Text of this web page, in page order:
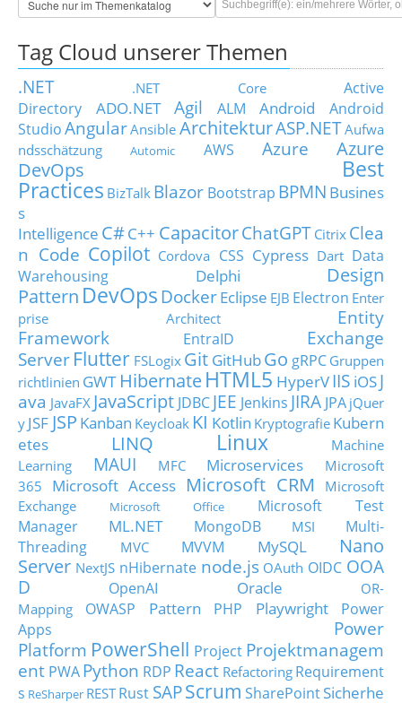
Tag Cloud unserer Themen
.NET .NET Core
Active
Directory
ADO.NET Agil ALM Android
Android
StudioAngularAnsible ArchitekturASP.NETAufwa
ndsschätzung
Automic AWS Azure
Azure
DevOps
Best
Practices BizTalk Blazor Bootstrap BPMN Busines
s
Intelligence C#C++ CapacitorChatGPT Citrix Clea
n Code Copilot Cordova CSS Cypress Dart Data
Warehousing
Delphi
Design
Pattern DevOps DockerEclipse EJB Electron Enter
prise Architect
Entity
Framework
EntraID
Exchange
Server Flutter FSLogix Git GitHubGo gRPC Gruppen
richtlinien GWT HibernateHTML5 HyperVIIS iOSJ
ava JavaFX JavaScript JDBC JEE Jenkins JIRA JPA jQuer
y JSF JSP Kanban Keycloak KI Kotlin Kryptografie Kubern
etes
LINQ Linux
Machine
Learning
MAUI MFC Microservices
Microsoft
365
Microsoft Access Microsoft CRM
Microsoft
Exchange
Microsoft Office
Microsoft Test
Manager
ML.NET MongoDB MSI
Multi-
Threading
MVC MVVM MySQL
Nano
Server NextJS nHibernate node.js OAuth OIDC OOA
D
OpenAI Oracle
OR-
Mapping
OWASP Pattern PHP Playwright
Power
Apps
Power
Platform PowerShell Project Projektmanagem
ent PWA Python RDP React Refactoring Requirement
s ReSharper RESTRust SAPScrum SharePointSicherhe